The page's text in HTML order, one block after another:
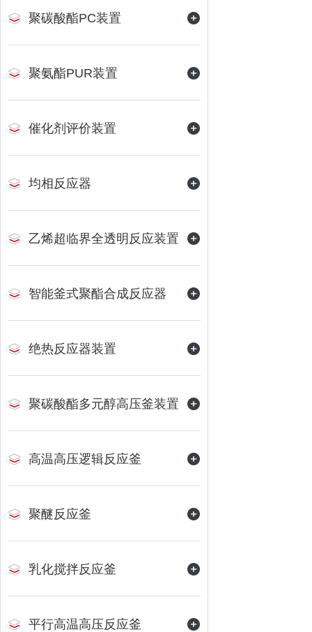
聚碳酸酯PC装置
聚氨酯PUR装置
催化剂评价装置
均相反应器
乙烯超临界全透明反应装置
智能釜式聚酯合成反应器
绝热反应器装置
聚碳酸酯多元醇高压釜装置
高温高压逻辑反应釜
聚醚反应釜
乳化搅拌反应釜
平行高温高压反应釜